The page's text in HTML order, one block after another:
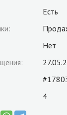
Есть
Нет
4